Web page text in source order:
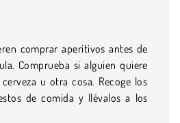
comprar aperitivos antes de
Comprueba si alguien quiere
u otra cosa. Recoge los
de comida y llévalos a los